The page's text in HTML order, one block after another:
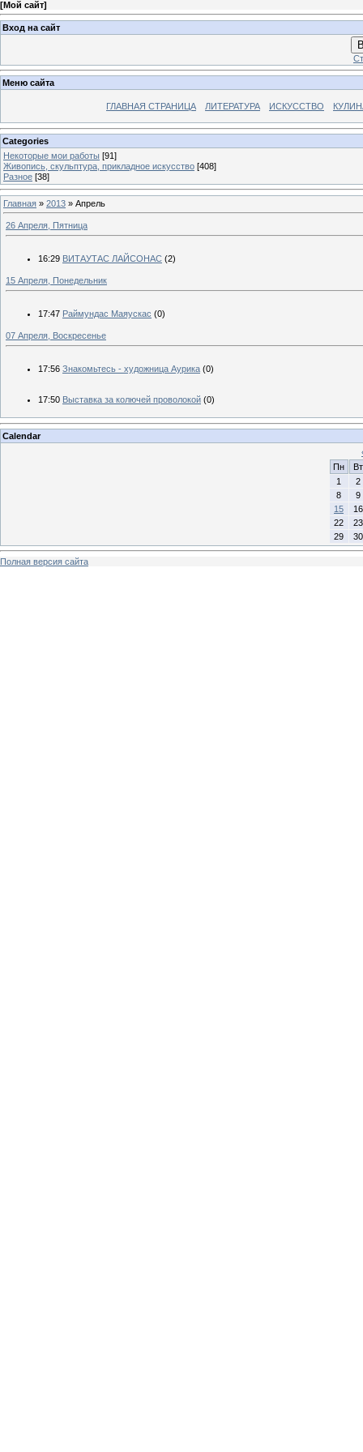
[Мой сайт]
Вход на сайт
Меню сайта
ГЛАВНАЯ СТРАНИЦА ЛИТЕРАТУРА ИСКУССТВО
Categories
Некоторые мои работы [91]
Живопись, скульптура, прикладное искусство [408]
Разное [38]
Главная » 2013 » Апрель
26 Апреля, Пятница
16:29 ВИТАУТАС ЛАЙСОНАС (2)
15 Апреля, Понедельник
17:47 Раймундас Маяускас (0)
07 Апреля, Воскресенье
17:56 Знакомьтесь - художница Аурика (0)
17:50 Выставка за колючей проволокой (0)
Calendar
Пн
Вт
1
2
8
9
15
16
22
23
29
30
Полная версия сайта